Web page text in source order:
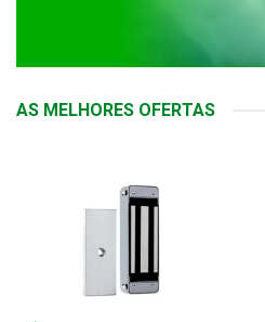
AS MELHORES OFERTAS